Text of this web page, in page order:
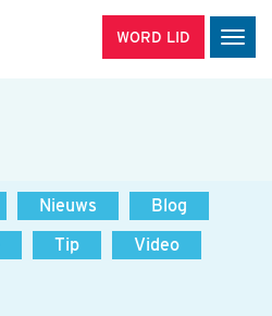
WORD LID
Nieuws
Blog
Tip
Video